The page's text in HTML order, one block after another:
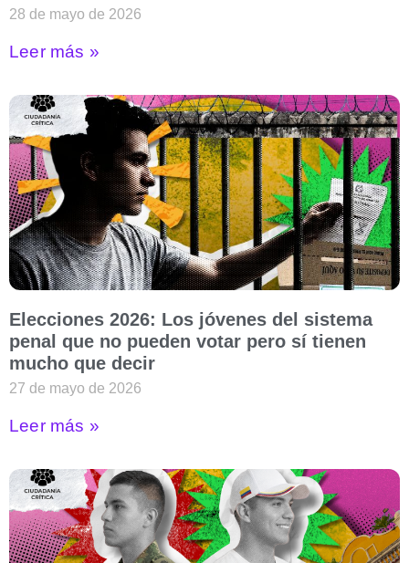
28 de mayo de 2026
Leer más »
Elecciones 2026: Los jóvenes del sistema
penal que no pueden votar pero sí tienen
mucho que decir
27 de mayo de 2026
Leer más »